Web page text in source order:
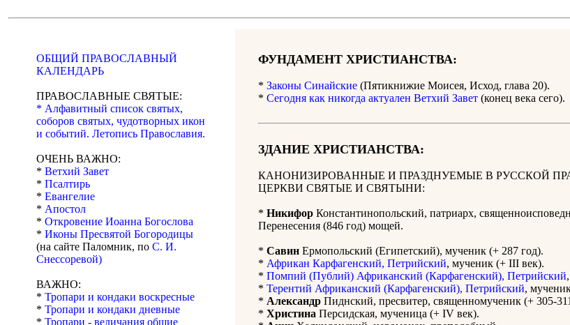
ОБЩИЙ ПРАВОСЛАВНЫЙ
КАЛЕНДАРЬ
ПРАВОСЛАВНЫЕ СВЯТЫЕ:
* Алфавитный список святых,
соборов святых, чудотворных икон
и событий. Летопись Православия.
ОЧЕНЬ ВАЖНО:
* Ветхий Завет
* Псалтирь
* Евангелие
* Апостол
* Откровение Иоанна Богослова
* Иконы Пресвятой Богородицы
(на сайте Паломник, по С. И.
Снессоревой)
ВАЖНО:
* Тропари и кондаки воскресные
* Тропари и кондаки дневные
* Тропари - величания общие
ФУНДАМЕНТ ХРИСТИАНСТВА:
* Законы Синайские (Пятикнижие Моисея, Исход, глава 20).
* Сегодня как никогда актуален Ветхий Завет (конец века сего).
ЗДАНИЕ ХРИСТИАНСТВА:
КАНОНИЗИРОВАННЫЕ И ПРАЗДНУЕМЫЕ В РУССКОЙ
ЦЕРКВИ СВЯТЫЕ И СВЯТЫНИ:
* Никифор Константинопольский, патриарх,
Перенесения (846 год) мощей.
* Савин Ермопольский (Египетский), мученик (+ 287 год).
* Африкан Карфагенский, Петрийский, мученик (+ III век).
* Помпий (Публий) Африканский (Карфагенский), Петрийский
* Терентий Африканский (Карфагенский), Петрийский,
* Александр Пиднский, пресвитер, священномученик (+ 305-
* Христина Персидская, мученица (+ IV век).